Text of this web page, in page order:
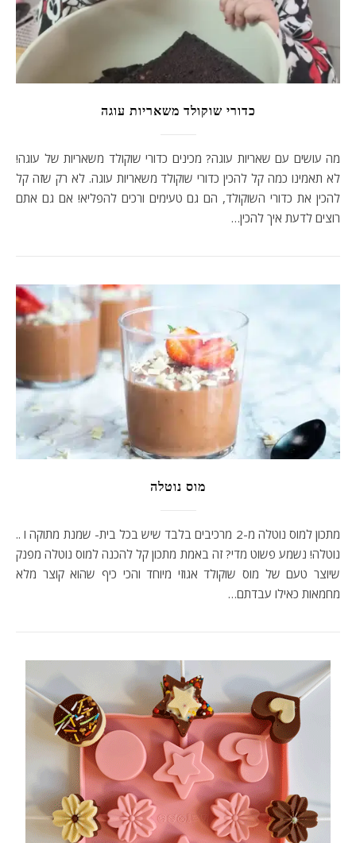
כדורי שוקולד משאריות עוגה
מה עושים עם שאריות עוגה? מכינים כדורי שוקולד משאריות של עוגה!
לא תאמינו כמה קל להכין כדורי שוקולד משאריות עוגה. לא רק שזה קל
להכין את כדורי השוקולד, הם גם טעימים ורכים להפליא! אם גם אתם
רוצים לדעת איך להכין…
מוס נוטלה
מתכון למוס נוטלה מ-2 מרכיבים בלבד שיש בכל בית- שמנת מתוקה ו ..
נוטלה! נשמע פשוט מדי? זה באמת מתכון קל להכנה למוס נוטלה מפנק
שיוצר טעם של מוס שוקולד אגוזי מיוחד והכי כיף שהוא קוצר מלא
מחמאות כאילו עבדתם…